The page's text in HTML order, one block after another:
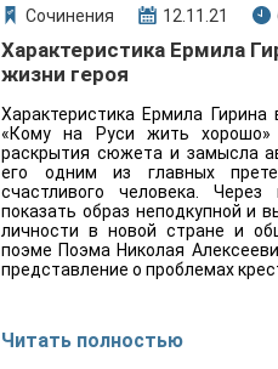
Сочинения 12.11.21
Характеристика Ермила
жизни героя
Характеристика Ермила
«Кому на Руси жить
раскрытия сюжета и замысла
его одним из главных
счастливого человека.
показать образ неподкупной и
личности в новой стране и
поэме Поэма Николая
представление о проблемах
Читать полностью